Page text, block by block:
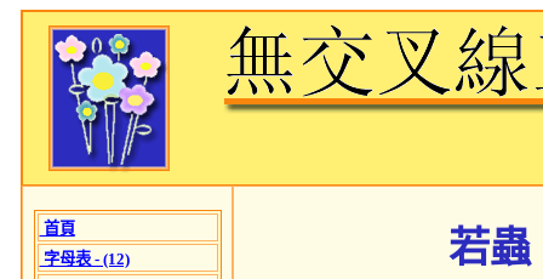
首頁
字母表 - (12)
若蟲